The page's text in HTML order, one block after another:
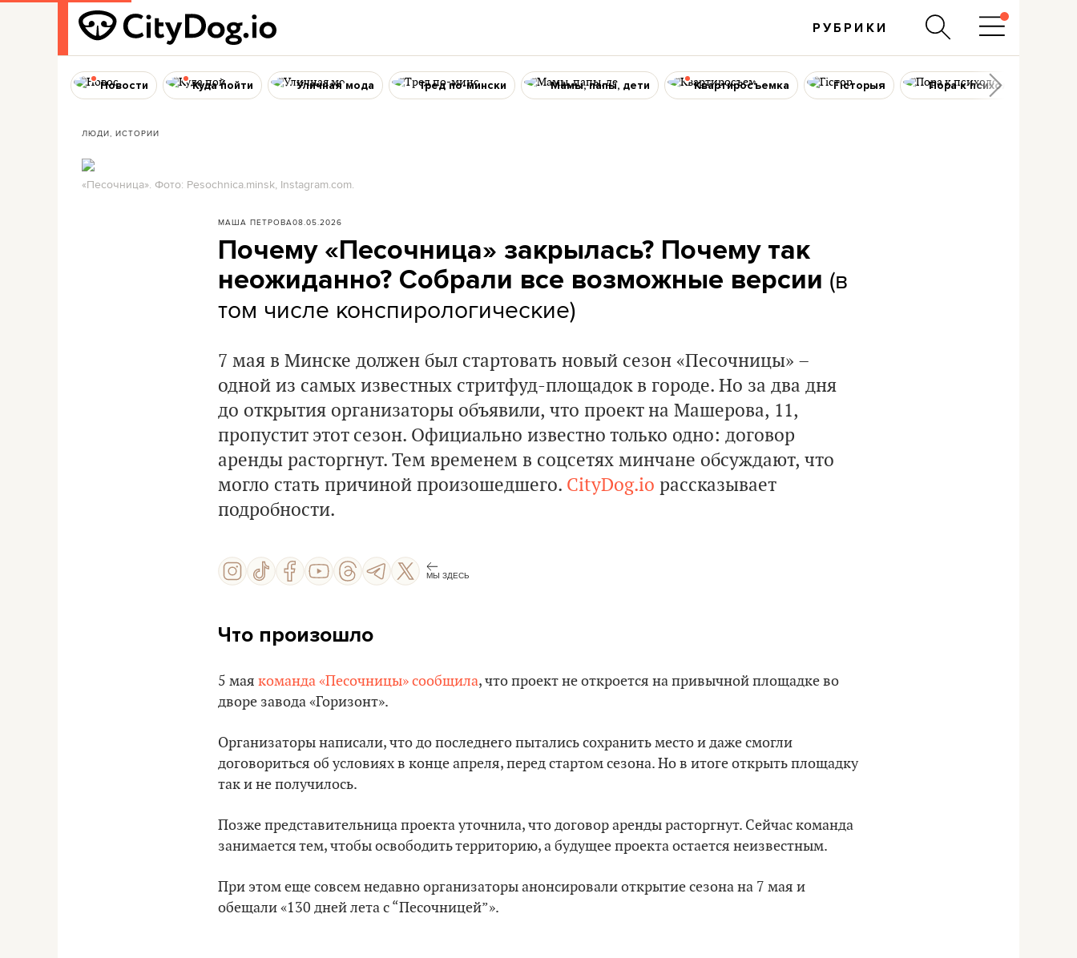
РУБРИКИ
Новости Куда пойти Уличная мода Тред по-мински Мамы, папы, дети Квартиросъемка Гісторыя Пора к психологу
ЛЮДИ, ИСТОРИИ
«Песочница». Фото: Pesochnica.minsk, Instagram.com.
МАША ПЕТРОВА08.05.2026
Почему «Песочница» закрылась? Почему так
неожиданно? Собрали все возможные версии (в
том числе конспирологические)
7 мая в Минске должен был стартовать новый сезон «Песочницы» –
одной из самых известных стритфуд-площадок в городе. Но за два дня
до открытия организаторы объявили, что проект на Машерова, 11,
пропустит этот сезон. Официально известно только одно: договор
аренды расторгнут. Тем временем в соцсетях минчане обсуждают, что
могло стать причиной произошедшего. CityDog.io рассказывает
подробности.
МЫ ЗДЕСЬ
Что произошло
5 мая команда «Песочницы» сообщила, что проект не откроется на привычной площадке во
дворе завода «Горизонт».
Организаторы написали, что до последнего пытались сохранить место и даже смогли
договориться об условиях в конце апреля, перед стартом сезона. Но в итоге открыть площадку
так и не получилось.
Позже представительница проекта уточнила, что договор аренды расторгнут. Сейчас команда
занимается тем, чтобы освободить территорию, а будущее проекта остается неизвестным.
При этом еще совсем недавно организаторы анонсировали открытие сезона на 7 мая и
обещали «130 дней лета с “Песочницей”».